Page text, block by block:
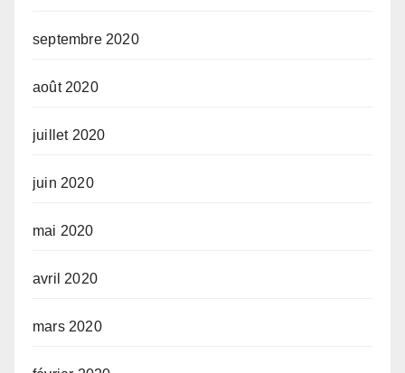
septembre 2020
août 2020
juillet 2020
juin 2020
mai 2020
avril 2020
mars 2020